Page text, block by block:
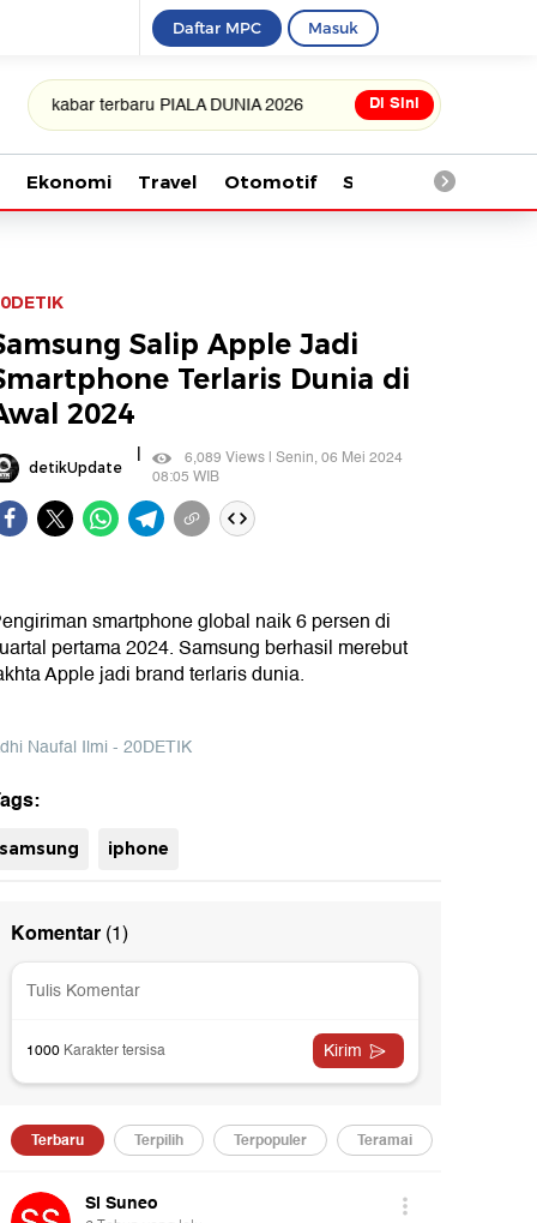
Daftar MPC Masuk
terbaru PIALA DUNIA 2026 Di Sini
Ekonomi Travel Otomotif Saintek
Salip Apple Jadi
Terlaris Dunia di
2024
detikUpdate |
6,089 Views | Senin, 06 Mei 2024
08:05 WIB
smartphone global naik 6 persen di
pertama 2024. Samsung berhasil merebut
Apple jadi brand terlaris dunia.
Naufal Ilmi - 20DETIK
samsung iphone